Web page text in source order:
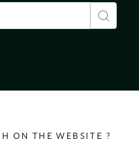
ON THE WEBSITE ?